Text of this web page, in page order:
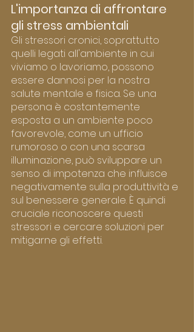
L'importanza di affrontare
gli stress ambientali
Gli stressori cronici, soprattutto
quelli legati all'ambiente in cui
viviamo o lavoriamo, possono
essere dannosi per la nostra
salute mentale e fisica. Se una
persona è costantemente
esposta a un ambiente poco
favorevole, come un ufficio
rumoroso o con una scarsa
illuminazione, può sviluppare un
senso di impotenza che influisce
negativamente sulla produttività e
sul benessere generale. È quindi
cruciale riconoscere questi
stressori e cercare soluzioni per
mitigarne gli effetti.